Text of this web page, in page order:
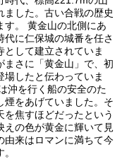
ました。古い合戦の歴史
す。 黄金山の北側にあ
代に仁保城の城番を任さ
して建立されていま
まさに「黄金山」で、初
したと伝わっていま
沖を行く船の安全のた
煙をあげていました。そ
焦すほどだったという
えの色が黄金に輝いて見
由来はロマンに満ちて今